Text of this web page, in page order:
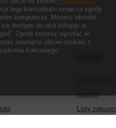
Koszyk
Listy
tego komunikatu oznacza zgodę
komputerze. Możesz określić
dostępu do nich klikając w
Zgodę możesz wycofać w
usunięcie plików cookies z
końcowego.